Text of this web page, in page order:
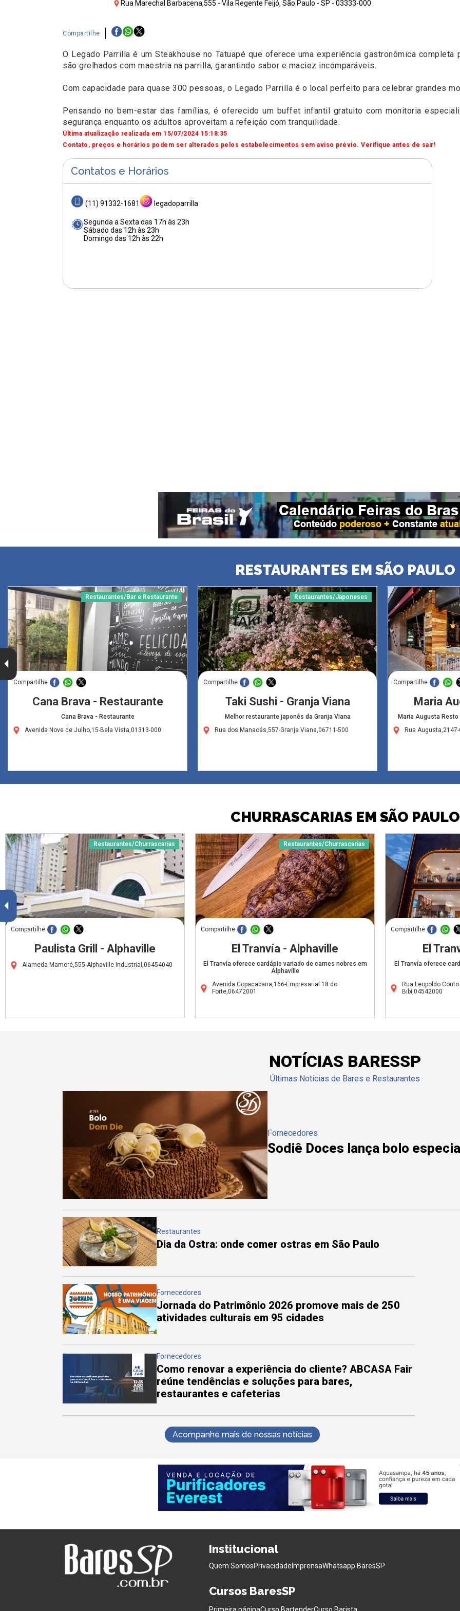
Rua Marechal Barbacena,555 - Vila Regente Feijó, São Paulo - SP - 03333-000
Compartilhe
O Legado Parrilla é um Steakhouse no Tatuapé que oferece uma experiência gastronômica
são grelhados com maestria na parrilla, garantindo sabor e maciez incomparáveis.
Com capacidade para quase 300 pessoas, o Legado Parrilla é o local perfeito para celebrar grandes
Pensando no bem-estar das famílias, é oferecido um buffet infantil gratuito com monitoria
segurança enquanto os adultos aproveitam a refeição com tranquilidade.
Última atualização realizada em 15/07/2024 15:18:35
Contato, preços e horários podem ser alterados pelos estabelecimentos sem aviso prévio. Verifique antes de sair!
Contatos e Horários
(11) 91332-1681 legadoparrilla
Segunda a Sexta das 17h às 23h
Sábado das 12h às 23h
Domingo das 12h às 22h
RESTAURANTES EM SÃO PAULO
Restaurantes/Bar e Restaurante
Compartilhe
Cana Brava - Restaurante
Cana Brava - Restaurante
Avenida Nove de Julho,15-Bela Vista,01313-000
Restaurantes/Japoneses
Compartilhe
Taki Sushi - Granja Viana
Melhor restaurante japonês da Granja Viana
Rua dos Manacás,557-Granja Viana,06711-500
Compartilhe
Maria
Maria Augusta Resto
Rua
CHURRASCARIAS EM SÃO PAULO
Restaurantes/Churrascarias
Compartilhe
Paulista Grill - Alphaville
Alameda Mamoré,555-Alphaville Industrial,06454040
Restaurantes/Churrascarias
Compartilhe
El Tranvía - Alphaville
El Tranvía oferece cardápio variado de carnes nobres em
Alphaville
Avenida Copacabana,166-Empresarial 18 do
Forte,06472001
Compartilhe
El
El Tranvía oferece
Rua Leopoldo
Bibi,04542000
NOTÍCIAS BARESSP
Últimas Notícias de Bares e Restaurantes
Fornecedores
Sodiê Doces lança bolo
Restaurantes
Dia da Ostra: onde comer ostras em São Paulo
Fornecedores
Jornada do Patrimônio 2026 promove mais de 250
atividades culturais em 95 cidades
Fornecedores
Como renovar a experiência do cliente? ABCASA Fair
reúne tendências e soluções para bares,
restaurantes e cafeterias
Acompanhe mais de nossas notícias
Institucional
Quem SomosPrivacidadeImprensaWhatsapp BaresSP
Cursos BaresSP
Primeira páginaCurso BartenderCurso Barista